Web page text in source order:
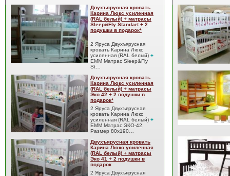
Двухъярусная кровать
Карина Люкс усиленная
(RAL белый) + матрасы
Sleep&Fly Standart + 2
подушки в подарок*
2 Яруса Двухъярусная
кровать Карина Люкс
усиленная (RAL белый) +
EMM Матрас Sleep&Fly
St…
Двухъярусная кровать
Карина Люкс усиленная
(RAL белый) + матрасы
Эко 42 + 2 подушки в
подарок*
2 Яруса Двухъярусная
кровать Карина Люкс
усиленная (RAL белый) +
EMM Матрас ЭКО-42,
Размер 80x190…
Двухъярусная кровать
Карина Люкс усиленная
(RAL белый) + матрасы
Эко 41 + 2 подушки в
подарок
2 Яруса Двухъярусная